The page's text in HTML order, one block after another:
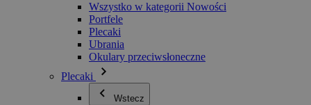
Wszystko w kategorii Nowości
Portfele
Plecaki
Ubrania
Okulary przeciwsłoneczne
Plecaki
Wstecz